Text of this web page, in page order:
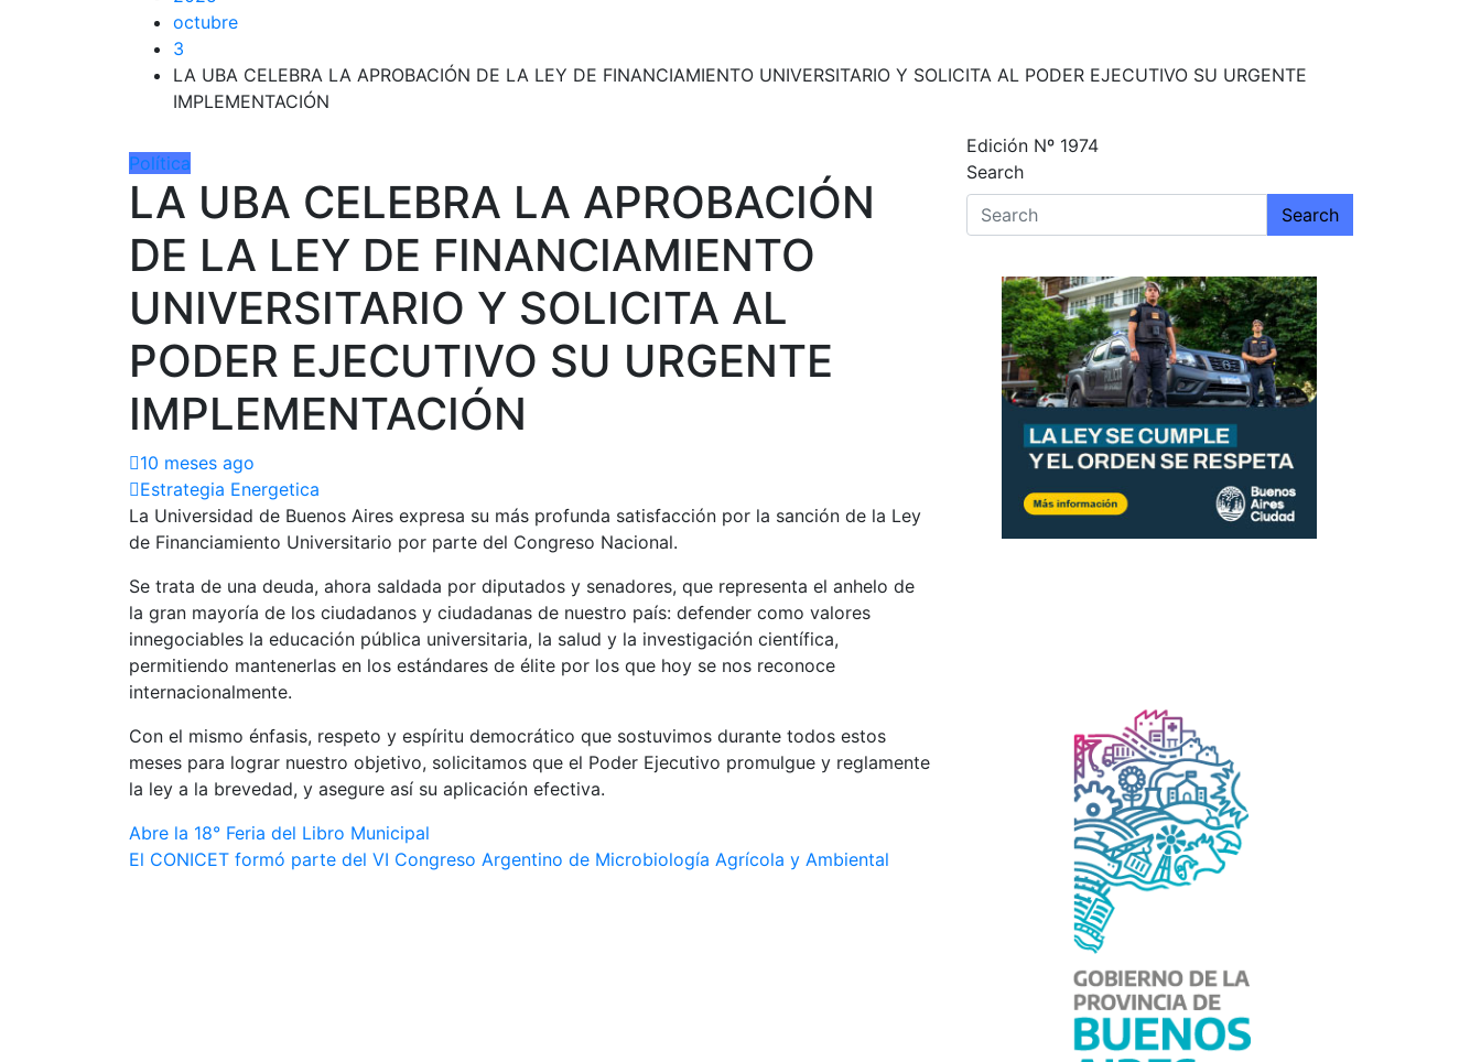
octubre
3
LA UBA CELEBRA LA APROBACIÓN DE LA LEY DE FINANCIAMIENTO UNIVERSITARIO Y SOLICITA AL PODER EJECUTIVO SU URGENTE
IMPLEMENTACIÓN
Política
LA UBA CELEBRA LA APROBACIÓN
DE LA LEY DE FINANCIAMIENTO
UNIVERSITARIO Y SOLICITA AL
PODER EJECUTIVO SU URGENTE
IMPLEMENTACIÓN
10 meses ago
Estrategia Energetica
La Universidad de Buenos Aires expresa su más profunda satisfacción por la sanción de la Ley
de Financiamiento Universitario por parte del Congreso Nacional.
Se trata de una deuda, ahora saldada por diputados y senadores, que representa el anhelo de
la gran mayoría de los ciudadanos y ciudadanas de nuestro país: defender como valores
innegociables la educación pública universitaria, la salud y la investigación científica,
permitiendo mantenerlas en los estándares de élite por los que hoy se nos reconoce
internacionalmente.
Con el mismo énfasis, respeto y espíritu democrático que sostuvimos durante todos estos
meses para lograr nuestro objetivo, solicitamos que el Poder Ejecutivo promulgue y reglamente
la ley a la brevedad, y asegure así su aplicación efectiva.
Navegación
de
Abre la 18° Feria del Libro Municipal
El CONICET formó parte del VI Congreso Argentino de Microbiología Agrícola y Ambiental
Edición Nº 1974
Search
Search